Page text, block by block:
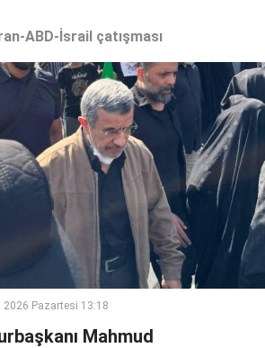
ABD-İsrail çatışması
Pazartesi 13:18
Mahmud